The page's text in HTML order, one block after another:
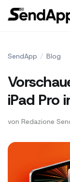
SendApp / Blog
iPad Pro
von Redazione